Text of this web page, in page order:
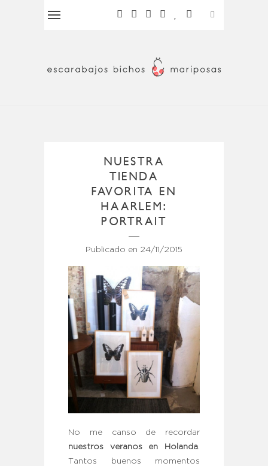
NUESTRA
TIENDA
FAVORITA EN
HAARLEM:
PORTRAIT
Publicado en 24/11/2015
No me canso de recordar
nuestros veranos en Holanda
Tantos buenos momentos